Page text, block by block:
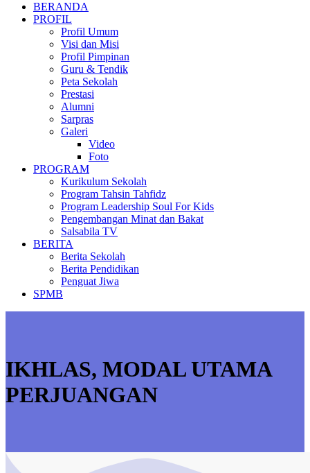
BERANDA
PROFIL
Profil Umum
Visi dan Misi
Profil Pimpinan
Guru & Tendik
Peta Sekolah
Prestasi
Alumni
Sarpras
Galeri
Video
Foto
PROGRAM
Kurikulum Sekolah
Program Tahsin Tahfidz
Program Leadership Soul For Kids
Pengembangan Minat dan Bakat
Salsabila TV
BERITA
Berita Sekolah
Berita Pendidikan
Penguat Jiwa
SPMB
IKHLAS, MODAL UTAMA
PERJUANGAN